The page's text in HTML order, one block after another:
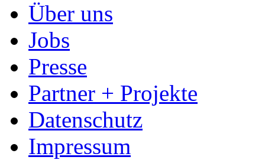
Über uns
Jobs
Presse
Partner + Projekte
Datenschutz
Impressum